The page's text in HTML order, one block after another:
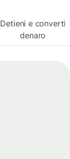
Detieni e converti
denaro